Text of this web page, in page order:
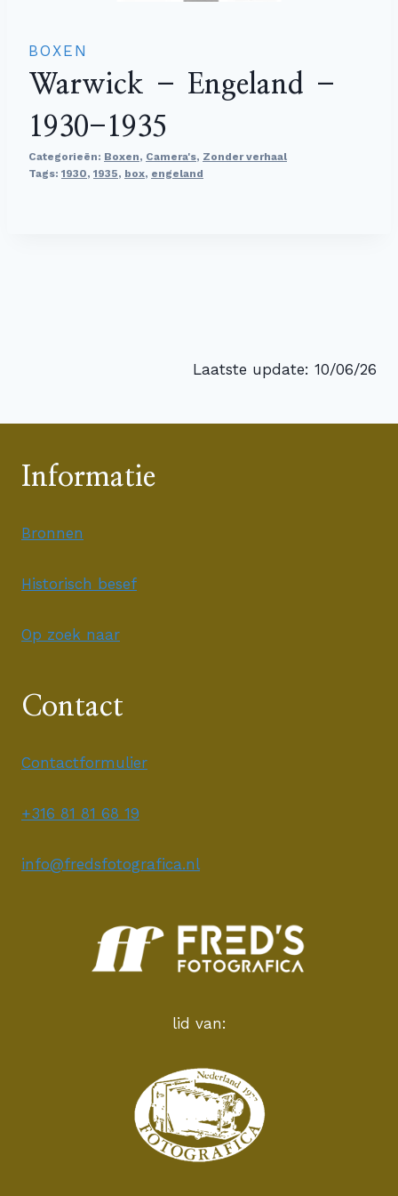
BOXEN
Warwick – Engeland –
1930-1935
Categorieën: Boxen, Camera's, Zonder verhaal
Tags: 1930, 1935, box, engeland
Laatste update: 10/06/26
Informatie
Bronnen
Historisch besef
Op zoek naar
Contact
Contactformulier
+316 81 81 68 19
info@fredsfotografica.nl
lid van: